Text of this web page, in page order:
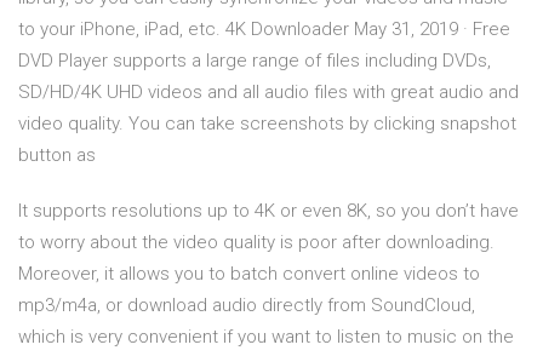
to your iPhone, iPad, etc. 4K Downloader May 31, 2019 · Free
DVD Player supports a large range of files including DVDs,
SD/HD/4K UHD videos and all audio files with great audio and
video quality. You can take screenshots by clicking snapshot
button as
It supports resolutions up to 4K or even 8K, so you don’t have
to worry about the video quality is poor after downloading.
Moreover, it allows you to batch convert online videos to
mp3/m4a, or download audio directly from SoundCloud,
which is very convenient if you want to listen to music on the